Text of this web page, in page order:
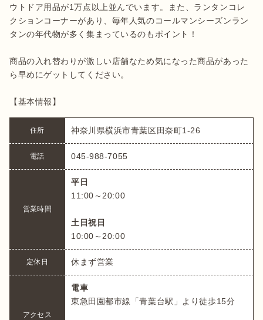
ウトドア用品が1万点以上並んでいます。また、ランタンコレ
クションコーナーがあり、毎年人気のコールマンシーズンラン
タンの年代物が多く集まっているのもポイント！
商品の入れ替わりが激しい店舗なため気になった商品があった
ら早めにゲットしてください。
【基本情報】
住所 神奈川県横浜市青葉区田奈町1-26
電話 045-988-7055
営業時間
平日
11:00～20:00
土日祝日
10:00～20:00
定休日 休まず営業
アクセス
電車
東急田園都市線「青葉台駅」より徒歩15分